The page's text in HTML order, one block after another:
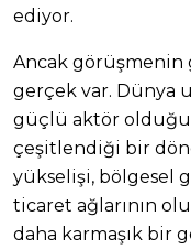
ediyor.
Ancak görüşmenin
gerçek var. Dünya
güçlü aktör
çeşitlendiği bir
yükselişi, bölgesel
ticaret ağlarının
daha karmaşık bir